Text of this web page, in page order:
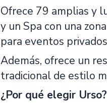
Ofrece 79 amplias y
y un Spa con una
para eventos
Además, ofrece un
tradicional de estilo
¿Por qué elegir